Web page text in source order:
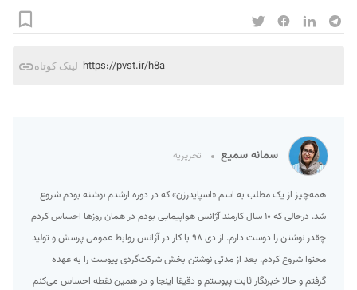
لینک کوتاه https://pvst.ir/h8a
سمانه سمیع تحریریه
همه‌چیز از یک مطلب به اسم «اسپایدرزن» که در دوره ارشدم نوشته بودم شروع
شد. درحالی که ۱۰ سال کارمند آژانس هواپیمایی بودم در همان روزها احساس کردم
چقدر نوشتن را دوست دارم. از دی ۹۸ با کار در آژانس روابط عمومی پرسش و تولید
محتوا شروع کردم. بعد از مدتی نوشتن بخش شرکت‌گردی پیوست را به عهده
گرفتم و حالا خبرنگار ثابت پیوستم و دقیقا اینجا و در همین نقطه احساس می‌کنم